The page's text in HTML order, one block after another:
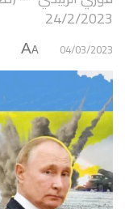
24/2/2023
04/03/2023
A
A